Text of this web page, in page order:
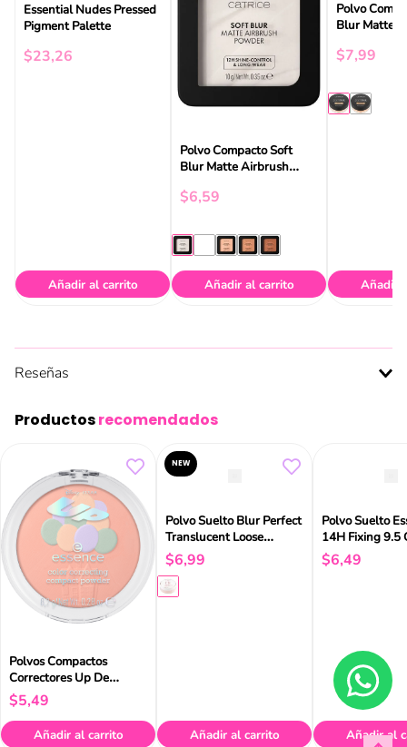
Essential Nudes Pressed
Pigment Palette
$23,26
Añadir al carrito
Polvo Compacto Soft
Blur Matte Airbrush
$6,59
Añadir al carrito
Polvo
Blur Matte 8
$7,99
Añadir
Reseñas
Productosrecomendados
Polvos Compactos
Correctores Up De
Disney Pixar Essence
$5,49
Añadir al carrito
NEW
Polvo Suelto Blur Perfect
Translucent Loose
Setting Powder Essence
$6,99
Añadir al carrito
Polvo Suelto
14H Fixing 9.5
$6,49
Añadir al